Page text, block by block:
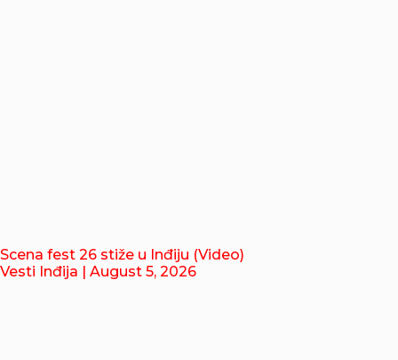
Scena fest 26 stiže u Inđiju (Video)
Vesti Inđija | August 5, 2026